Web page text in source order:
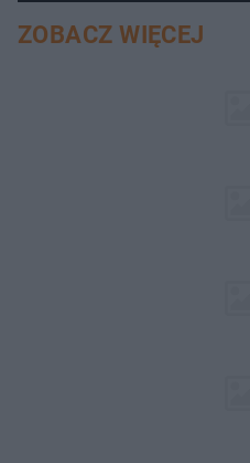
ZOBACZ WIĘCEJ